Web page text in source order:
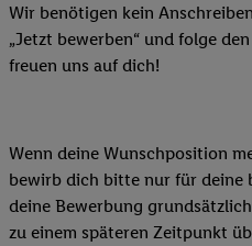
Wir benötigen kein
„Jetzt bewerben“ und folge
freuen uns auf dich!
Wenn deine Wunschposition
bewirb dich bitte nur für deine
deine Bewerbung
zu einem späteren Zeitpunkt